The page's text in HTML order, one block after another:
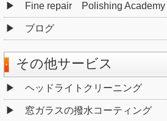
Fine repair Polishing Academy
ブログ
その他サービス
ヘッドライトクリーニング
窓ガラスの撥水コーティング